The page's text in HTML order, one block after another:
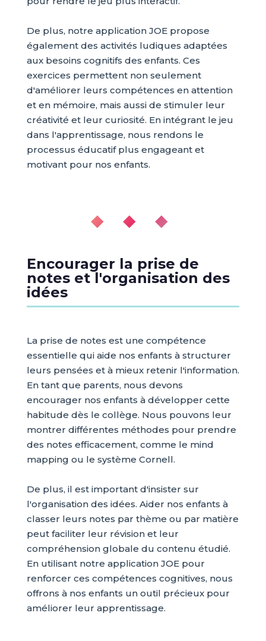
De plus, notre application JOE propose
également des activités ludiques adaptées
aux besoins cognitifs des enfants. Ces
exercices permettent non seulement
d'améliorer leurs compétences en attention
et en mémoire, mais aussi de stimuler leur
créativité et leur curiosité. En intégrant le jeu
dans l'apprentissage, nous rendons le
processus éducatif plus engageant et
motivant pour nos enfants.
◆ ◆ ◆
Encourager la prise de
notes et l'organisation des
idées
La prise de notes est une compétence
essentielle qui aide nos enfants à structurer
leurs pensées et à mieux retenir l'information.
En tant que parents, nous devons
encourager nos enfants à développer cette
habitude dès le collège. Nous pouvons leur
montrer différentes méthodes pour prendre
des notes efficacement, comme le mind
mapping ou le système Cornell.
De plus, il est important d'insister sur
l'organisation des idées. Aider nos enfants à
classer leurs notes par thème ou par matière
peut faciliter leur révision et leur
compréhension globale du contenu étudié.
En utilisant notre application JOE pour
renforcer ces compétences cognitives, nous
offrons à nos enfants un outil précieux pour
améliorer leur apprentissage.